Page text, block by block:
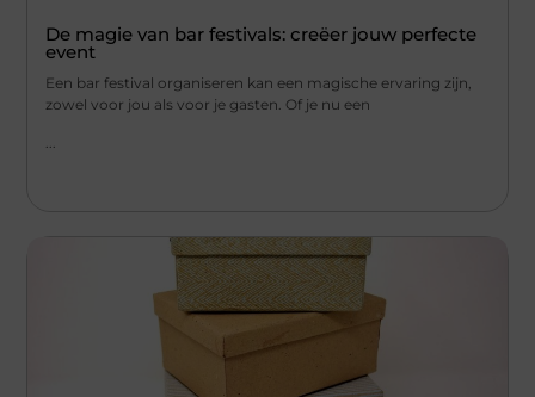
De magie van bar festivals: creëer jouw perfecte
event
Een bar festival organiseren kan een magische ervaring zijn,
zowel voor jou als voor je gasten. Of je nu een
...